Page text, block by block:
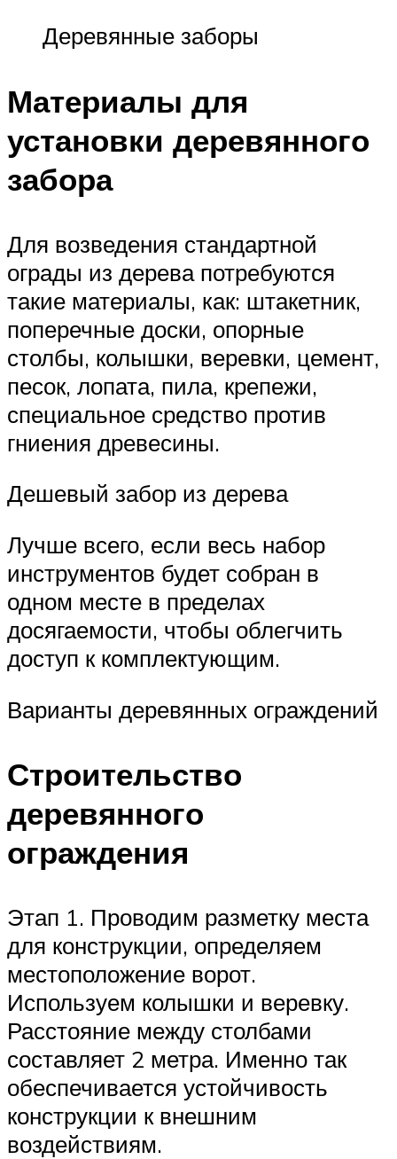
Деревянные заборы
Материалы для
установки деревянного
забора
Для возведения стандартной
ограды из дерева потребуются
такие материалы, как: штакетник,
поперечные доски, опорные
столбы, колышки, веревки, цемент,
песок, лопата, пила, крепежи,
специальное средство против
гниения древесины.
Дешевый забор из дерева
Лучше всего, если весь набор
инструментов будет собран в
одном месте в пределах
досягаемости, чтобы облегчить
доступ к комплектующим.
Варианты деревянных ограждений
Строительство
деревянного
ограждения
Этап 1. Проводим разметку места
для конструкции, определяем
местоположение ворот.
Используем колышки и веревку.
Расстояние между столбами
составляет 2 метра. Именно так
обеспечивается устойчивость
конструкции к внешним
воздействиям.